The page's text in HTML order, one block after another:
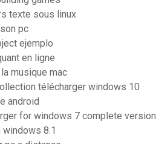
texte sous linux
pc
ejemplo
en ligne
musique mac
télécharger windows 10
android
for windows 7 complete version
8.1